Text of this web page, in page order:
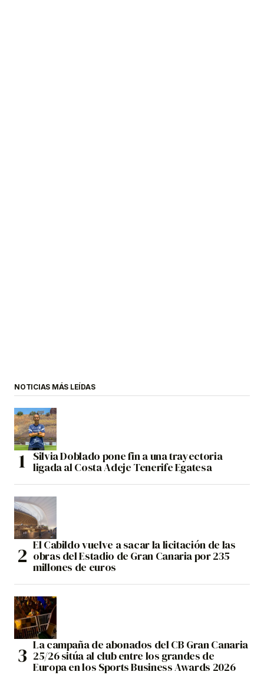
NOTICIAS MÁS LEÍDAS
Silvia Doblado pone fin a una trayectoria
ligada al Costa Adeje Tenerife Egatesa
El Cabildo vuelve a sacar la licitación de las
obras del Estadio de Gran Canaria por 235
millones de euros
La campaña de abonados del CB Gran Canaria
25/26 sitúa al club entre los grandes de
Europa en los Sports Business Awards 2026